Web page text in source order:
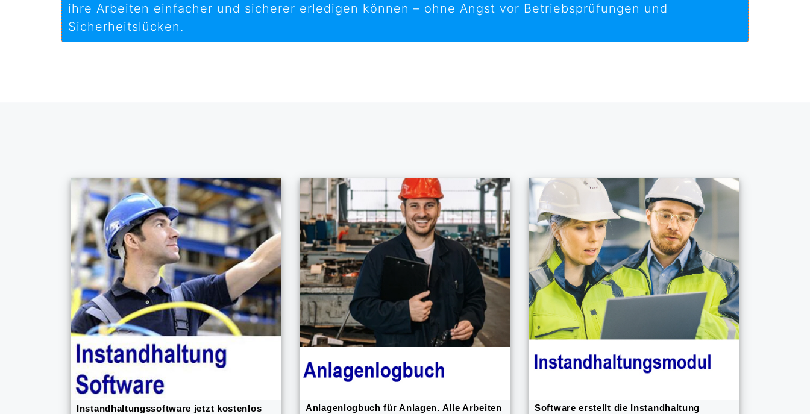
ihre Arbeiten einfacher und sicherer erledigen können – ohne Angst vor Betriebsprüfungen und
Sicherheitslücken.
Instandhaltungssoftware jetzt kostenlos
Anlagenlogbuch für Anlagen. Alle Arbeiten
Software erstellt die Instandhaltung